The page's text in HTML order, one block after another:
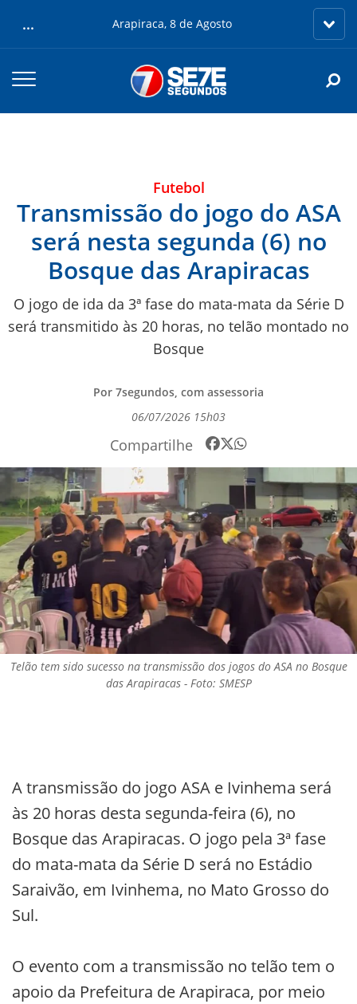
... Arapiraca, 8 de Agosto
Futebol
Transmissão do jogo do ASA
será nesta segunda (6) no
Bosque das Arapiracas
O jogo de ida da 3ª fase do mata-mata da Série D
será transmitido às 20 horas, no telão montado no
Bosque
Por 7segundos, com assessoria
06/07/2026 15h03
Compartilhe
Telão tem sido sucesso na transmissão dos jogos do ASA no Bosque
das Arapiracas - Foto: SMESP
A transmissão do jogo ASA e Ivinhema será
às 20 horas desta segunda-feira (6), no
Bosque das Arapiracas. O jogo pela 3ª fase
do mata-mata da Série D será no Estádio
Saraivão, em Ivinhema, no Mato Grosso do
Sul.
O evento com a transmissão no telão tem o
apoio da Prefeitura de Arapiraca, por meio